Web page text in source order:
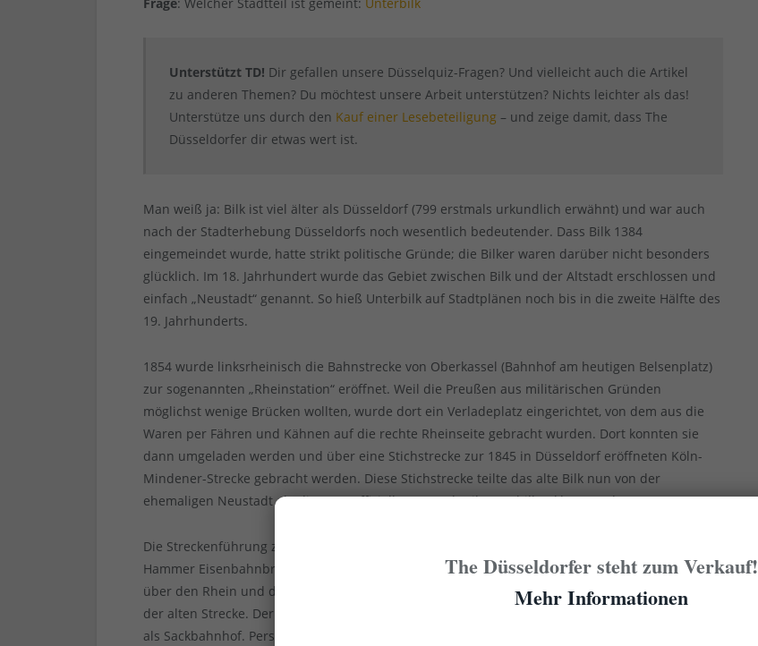
Frage: Welcher Stadtteil ist gemeint: Unterbilk
Unterstützt TD! Dir gefallen unsere Düsselquiz-Fragen? Und vielleicht auch die Artikel
zu anderen Themen? Du möchtest unsere Arbeit unterstützen? Nichts leichter als das!
Unterstütze uns durch den Kauf einer Lesebeteiligung – und zeige damit, dass The
Düsseldorfer dir etwas wert ist.
Man weiß ja: Bilk ist viel älter als Düsseldorf (799 erstmals urkundlich erwähnt) und war auch
nach der Stadterhebung Düsseldorfs noch wesentlich bedeutender. Dass Bilk 1384
eingemeindet wurde, hatte strikt politische Gründe; die Bilker waren darüber nicht besonders
glücklich. Im 18. Jahrhundert wurde das Gebiet zwischen Bilk und der Altstadt erschlossen und
einfach „Neustadt“ genannt. So hieß Unterbilk auf Stadtplänen noch bis in die zweite Hälfte des
19. Jahrhunderts.
1854 wurde linksrheinisch die Bahnstrecke von Oberkassel (Bahnhof am heutigen Belsenplatz)
zur sogenannten „Rheinstation“ eröffnet. Weil die Preußen aus militärischen Gründen
möglichst wenige Brücken wollten, wurde dort ein Verladeplatz eingerichtet, von dem aus die
Waren per Fähren und Kähnen auf die rechte Rheinseite gebracht wurden. Dort konnten sie
dann umgeladen werden und über eine Stichstrecke zur 1845 in Düsseldorf eröffneten Köln-
Mindener-Strecke gebracht werden. Diese Stichstrecke teilte das alte Bilk nun von der
ehemaligen Neustadt ab, die 1890 offiziell zum Stadtteil Unterbilk erklärt wurde.
Die Streckenführung zwischen Düsseldorf und Neuss änderte sich mit der Eröffnung der
Hammer Eisenbahnbrücke im Jahr 1870; noch heute ist die S-Bahnstrecke vom Bahnhof Bilk
über den Rhein und durch den Neusser Hafen bis zum Neusser Hauptbahnhof identisch mit
der alten Strecke. Der Bahnhof Oberkassel blieb jedoch als Güterbahnhof bestehen, allerdings
als Sackbahnhof. Personenverkehr von und zum Oberkasseler Bahnhof gab es über die
The Düsseldorfer steht zum Verkauf!
Mehr Informationen